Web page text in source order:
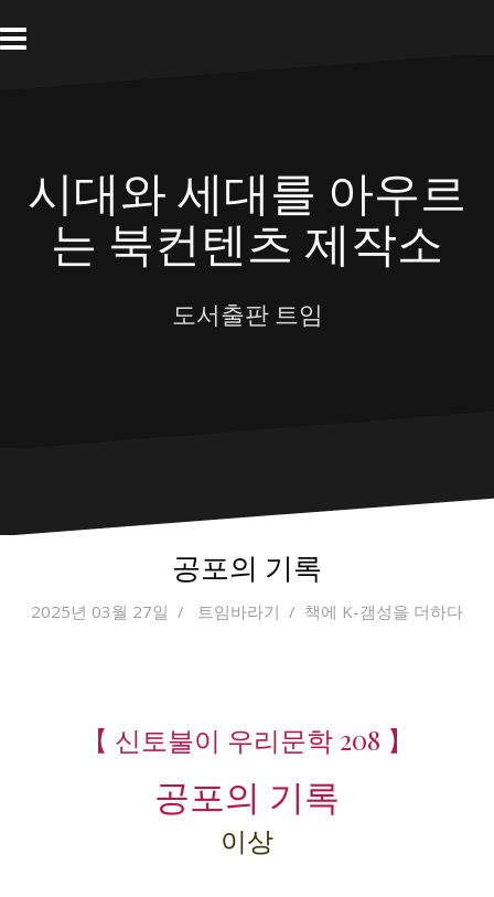
to
시대와 세대를 아우르
는 북컨텐츠 제작소
도서출판 트임
공포의 기록
2025년 03월 27일 트임바라기 책에 K-갬성을 더하다
【 신토불이 우리문학 208 】
공포의 기록
이상